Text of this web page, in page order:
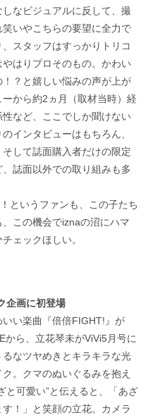
なビジュアルに反して、撮
いやこちらの要望に全力で
スタッフはすっかりトリコ
はりプロそのもの。かわい
？と嬉しい悩みの声が上が
から約2ヵ月（取材当時）経
など、ここでしか聞けない
インタビューはもちろん、
して誌面購入者だけの限定
誌面以外での取り組みも多
というファンも、この子たち
この機会でiznaの沼にハマ
ェックほしい。
企画に初登場
い楽曲『倍倍FIGHT!』が
から、立花琴未がViVi5月号に
なツヤめきとキラキラな光
。クマのぬいぐるみを抱え
と可愛い”と伝えると、「あざ
！」と笑顔の立花。カメラ